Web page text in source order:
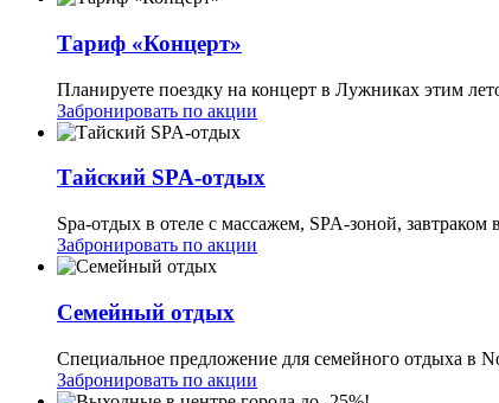
Тариф «Концерт»
Планируете поездку на концерт в Лужниках этим
Забронировать по акции
Тайский SPA-отдых
Spa-отдых в отеле с массажем, SPA-зоной,
Забронировать по акции
Семейный отдых
Специальное предложение для семейного отдыха в
Забронировать по акции